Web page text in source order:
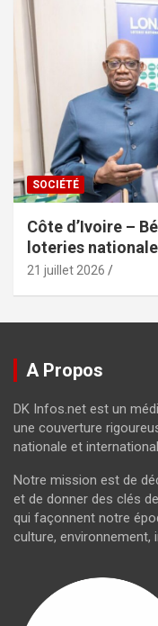
SOCIÉTÉ
Côte d’Ivoire –
loteries
21 juillet 2026
A Propos
DK Infos.net est un
une couverture
nationale et
Notre mission est de
et de donner des clés
qui façonnent notre
culture, environnement,